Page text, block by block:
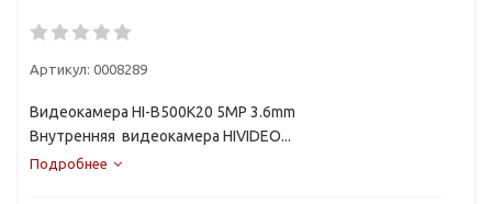
Артикул: 0008289
Видеокамера HI-B500K20 5MP 3.6mm
Внутренняя видеокамера HIVIDEO...
Подробнее